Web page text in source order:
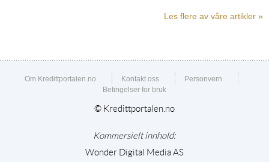
Les flere av våre artikler »
Om Kredittportalen.no Kontakt oss
Personvern
Betingelser for bruk
© Kredittportalen.no
Kommersielt innhold:
Wonder Digital Media AS